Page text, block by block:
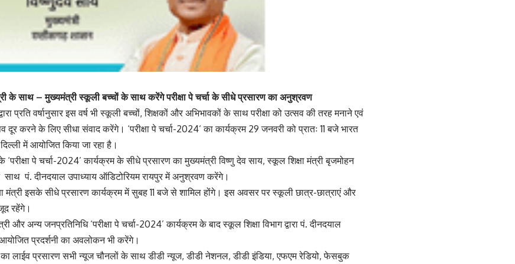
के साथ – मुख्यमंत्री स्कूली बच्चों के साथ करेंगे परीक्षा पे चर्चा के सीधे प्रसारण का अनुश्रवण
प्रति वर्षानुसार इस वर्ष भी स्कूली बच्चों, शिक्षकों और अभिभावकों के साथ परीक्षा को उत्सव की तरह मनाने एवं
दूर करने के लिए सीधा संवाद करेंगे। ‘परीक्षा पे चर्चा-2024‘ का कार्यक्रम 29 जनवरी को प्रातः 11 बजे भारत
में आयोजित किया जा रहा है।
‘परीक्षा पे चर्चा-2024’ कार्यक्रम के सीधे प्रसारण का मुख्यमंत्री विष्णु देव साय, स्कूल शिक्षा मंत्री बृजमोहन
पं. दीनदयाल उपाध्याय ऑडिटोरियम रायपुर में अनुश्रवण करेंगे।
मंत्री इसके सीधे प्रसारण कार्यक्रम में सुबह 11 बजे से शामिल होंगे। इस अवसर पर स्कूली छात्र-छात्राएं और
रहेंगे।
और अन्य जनप्रतिनिधि ‘परीक्षा पे चर्चा-2024’ कार्यक्रम के बाद स्कूल शिक्षा विभाग द्वारा पं. दीनदयाल
प्रदर्शनी का अवलोकन भी करेंगे।
का लाईव प्रसारण सभी न्यूज चौनलों के साथ डीडी न्यूज, डीडी नेशनल, डीडी इंडिया, एफएम रेडियो, फेसबुक